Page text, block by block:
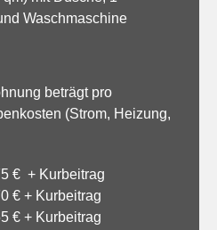
Waschmaschine
beträgt pro
(Strom, Heizung,
€ + Kurbeitrag
€ + Kurbeitrag
€ + Kurbeitrag